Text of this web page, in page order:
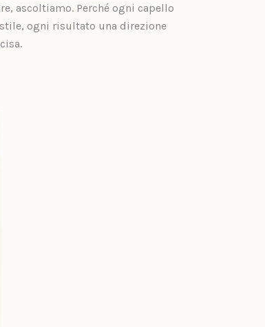
ascoltiamo. Perché ogni capello
ogni risultato una direzione